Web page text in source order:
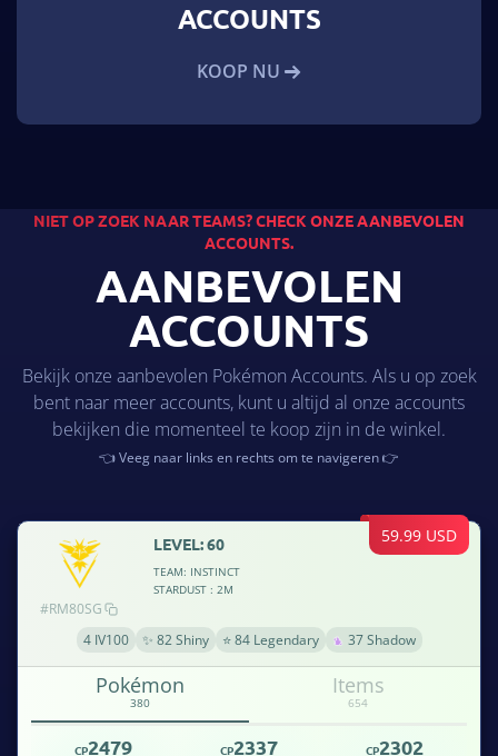
ACCOUNTS
KOOP NU
NIET OP ZOEK NAAR TEAMS? CHECK ONZE AANBEVOLEN
ACCOUNTS.
AANBEVOLEN
ACCOUNTS
Bekijk onze aanbevolen Pokémon Accounts. Als u op zoek
bent naar meer accounts, kunt u altijd al onze accounts
bekijken die momenteel te koop zijn in de winkel.
👈 Veeg naar links en rechts om te navigeren 👉
59.99 USD
#RM80SG
LEVEL: 60
TEAM: INSTINCT
STARDUST : 2M
4 IV100 ✨ 82 Shiny ⭐ 84 Legendary 37 Shadow
Pokémon
380
Items
654
CP2479 CP2337 CP2302